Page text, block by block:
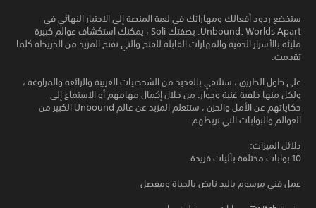
ستخضع ردود أفعالك ومهاراتك في لعبة المنصة إلى الاختبار النهائي في
Unbound: Worlds Apart. بصفتك Soli ، يمكنك استكشاف عوالم كبيرة
مليئة بالأسرار الخفية والمهارات القابلة للفتح والتي تفتح المزيد من الخريطة كلما
تقدمت.
على طول الطريق ، ستلتقي بالعديد من الشخصيات الغريبة والرائعة والمراوغة ،
ولكل منها خلفية غنية وحوار. من خلال إكمال مهامهم أو الاستماع إلى
حكاياتهم عن الأمل والحزن ، ستتعلم المزيد عن عالم Unbound الكبير من
العوالم والبوابات التي تربطهم.
دلائل الميزات:
10 بوابات مختلفة بآليات فريدة
عمل فني مرسوم باليد نابض بالحياة ومفصل